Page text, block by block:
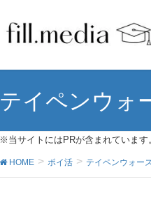
テイペンウォ
※当サイトにはPRが含まれています
HOME ポイ活 テイペンウォー